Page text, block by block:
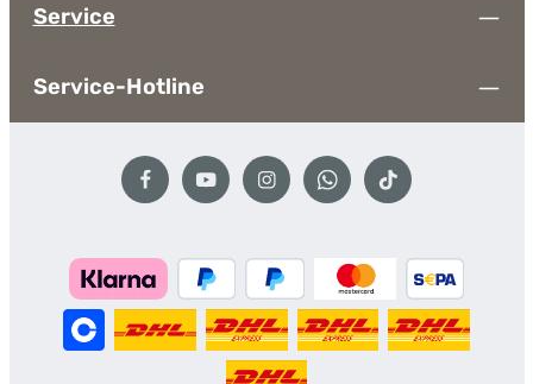
Service
Service-Hotline